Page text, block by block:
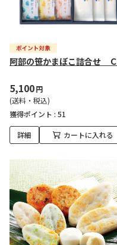
阿部の笹かまぼこ詰合せ Ｃ
5,100円
(送料・税込)
獲得ポイント : 51
詳細 カートに入れる